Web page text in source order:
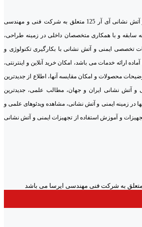
سایت جامع ایمنی و آتش نشانی آی آر 125 متعلق به شرکت فنی و مهندسی
سابقه و با همکاری متخصصان داخلی در زمینه طراحی،
تخصصی ایمنی و آتش نشانی با بکارگیری تکنولوژی و
آماده ارائه خدمات می باشد، امکان خرید آنلاین و اینترنتی،
محصولات و امکان مقایسه آنها، اطلاع از جدیدترین
و آتش نشانی ایران و جهان، مطالب علمی، جدیدترین
در زمینه ایمنی و آتش نشانی، مشاهده ویدئوهای علمی و
و آموزش استفاده از تجهیزات ایمنی و آتش نشانی
به شرکت فنی مهندسی ایرسا می باشد